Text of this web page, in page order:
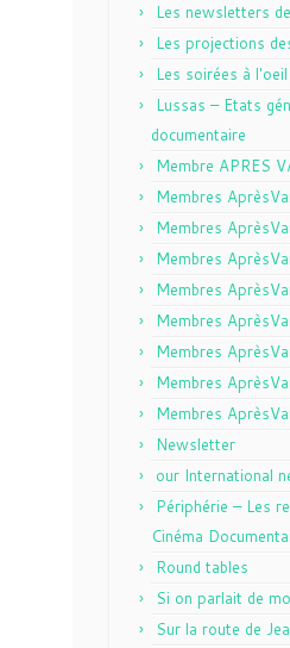
Les newsletters
Les projections
Les soirées à l'oeil
Lussas – Etats
documentaire
Membre APRES
Membres
Membres
Membres
Membres
Membres
Membres
Membres
Membres
Newsletter
our International
Périphérie – Les
Cinéma
Round tables
Si on parlait de
Sur la route de